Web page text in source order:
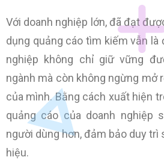
Với doanh nghiệp lớn, đã đạt
dụng quảng cáo tìm kiếm vẫn là
nghiệp không chỉ giữ vững
ngành mà còn không ngừng mở
của mình. Bằng cách xuất hiện
quảng cáo của doanh nghiệp
người dùng hơn, đảm bảo duy
hiệu.